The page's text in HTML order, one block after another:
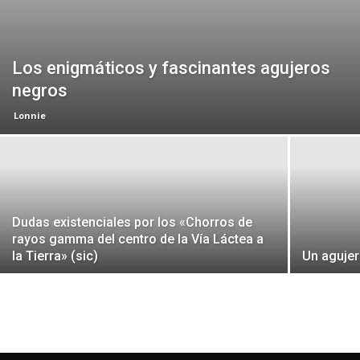
Los enigmáticos y fascinantes agujeros
negros
Lonnie
Dudas existenciales por los «Chorros de
rayos gamma del centro de la Vía Láctea a
la Tierra» (sic)
Un